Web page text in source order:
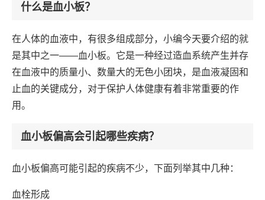
什么是血小板？
在人体的血液中，有很多组成部分，小编今天要介绍的就
是其中之一——血小板。它是一种经过造血系统产生并存
在血液中的质量小、数量大的无色小团块，是血液凝固和
止血的关键成分，对于保护人体健康有着非常重要的作
用。
血小板偏高会引起哪些疾病？
血小板偏高可能引起的疾病不少，下面列举其中几种：
血栓形成